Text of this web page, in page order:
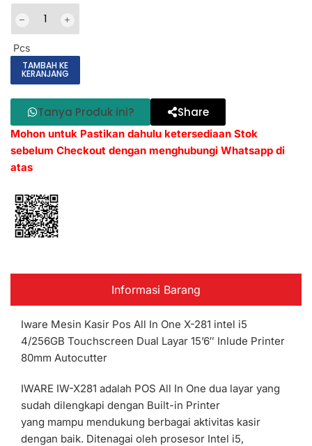
Pcs
TAMBAH KE
KERANJANG
Tanya Produk ini? Share
Mohon untuk Pastikan dahulu ketersediaan Stok
sebelum Checkout dengan menghubungi Whatsapp di
atas
Informasi Barang
Iware Mesin Kasir Pos All In One X-281 intel i5
4/256GB Touchscreen Dual Layar 15’6″ Inlude Printer
80mm Autocutter
IWARE IW-X281 adalah POS All In One dua layar yang
sudah dilengkapi dengan Built-in Printer
yang mampu mendukung berbagai aktivitas kasir
dengan baik. Ditenagai oleh prosesor Intel i5,